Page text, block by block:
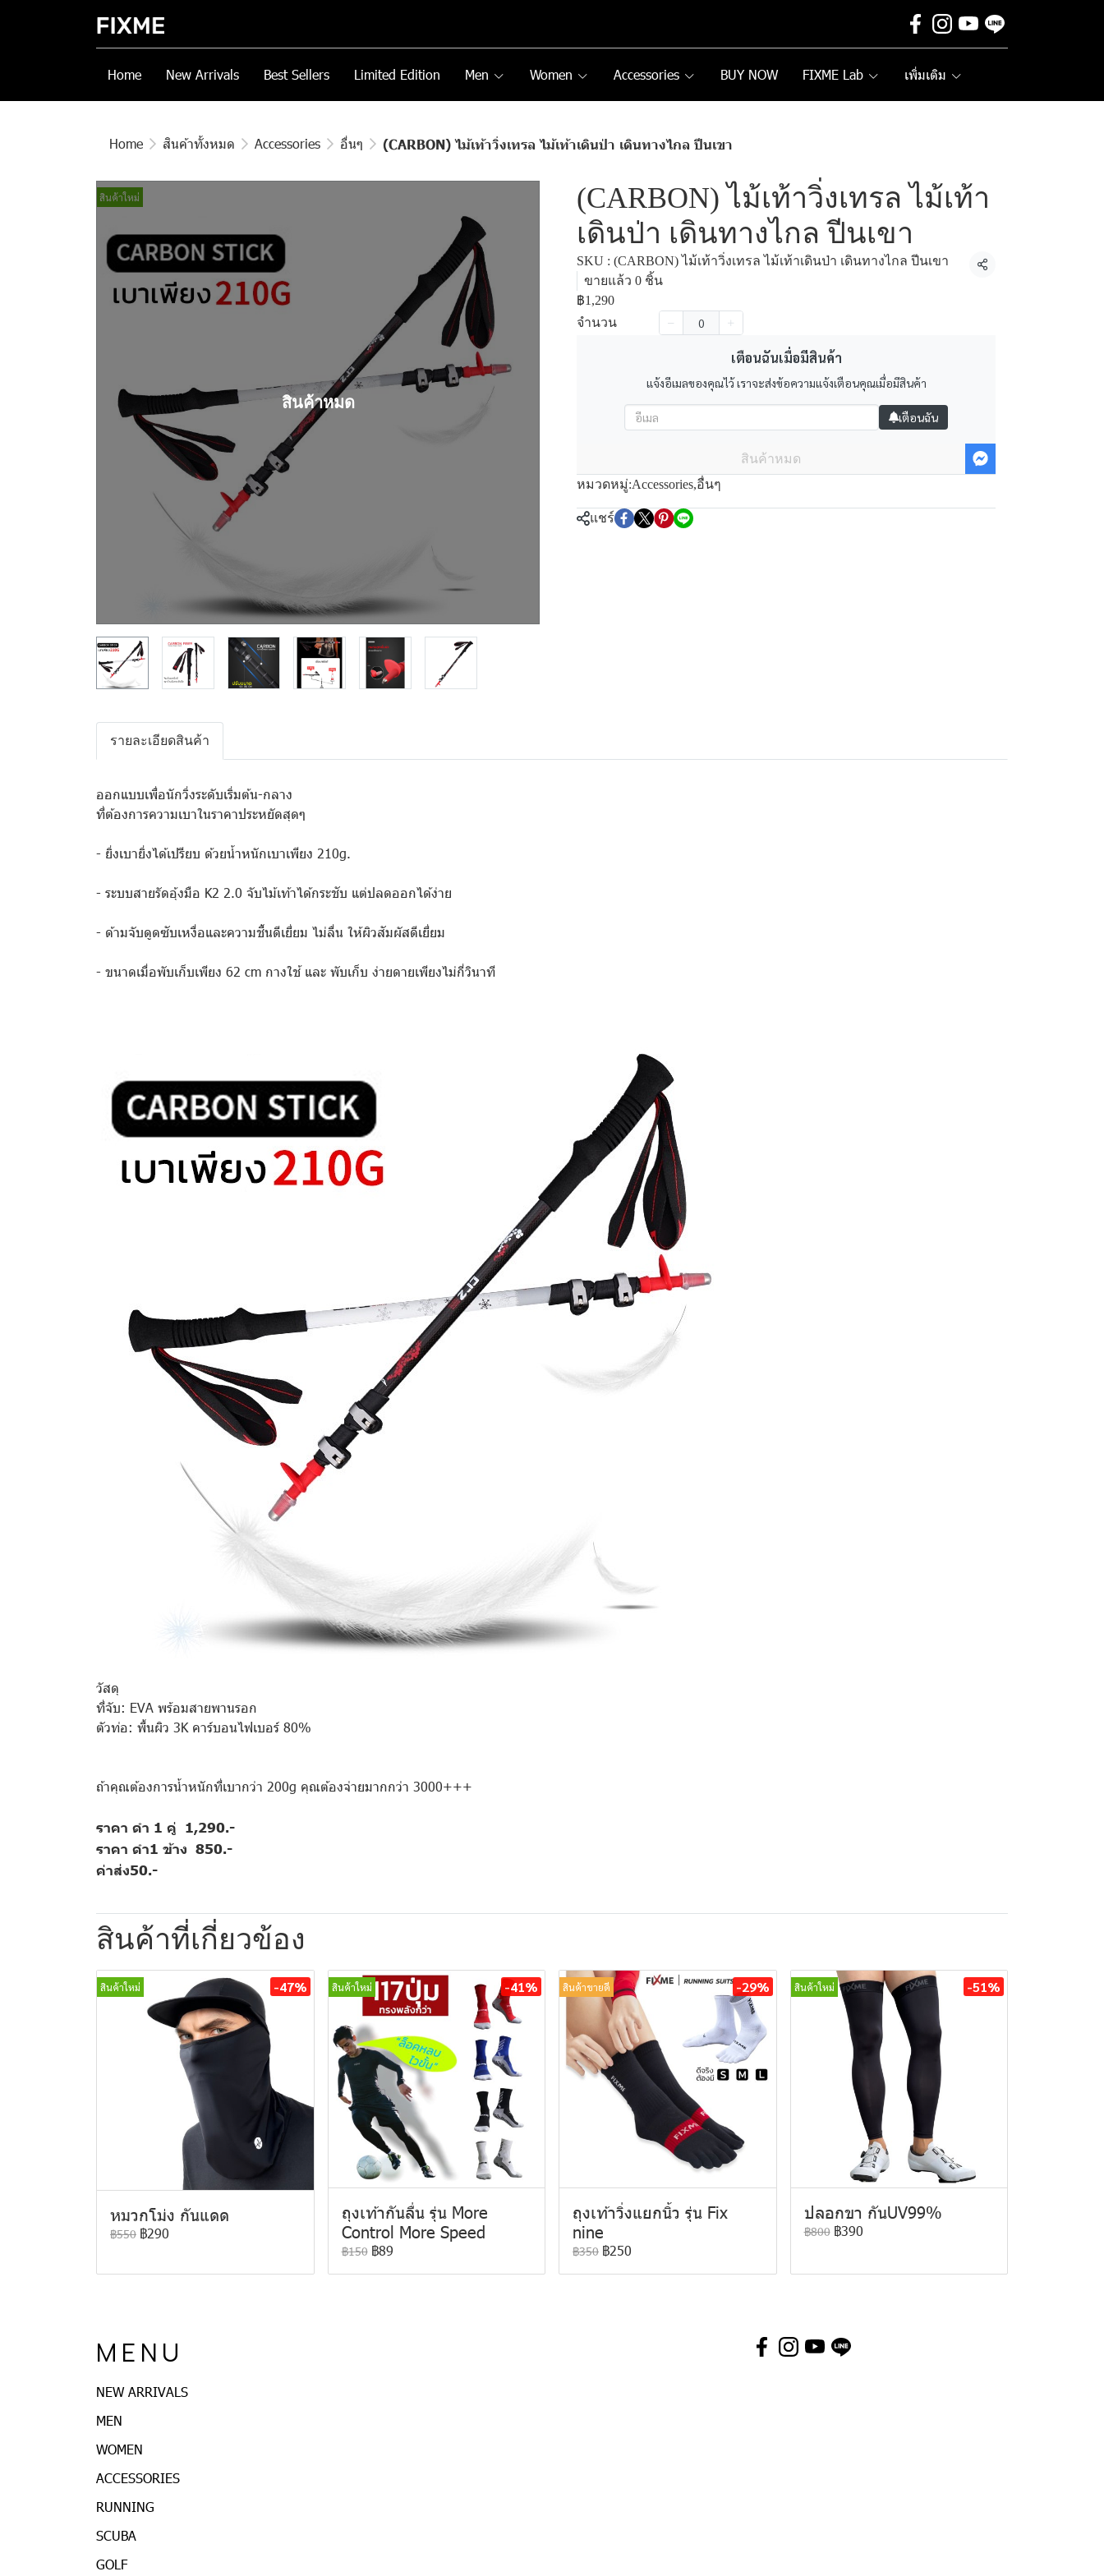
Home New Arrivals Best Sellers Limited Edition Men Women Accessories BUY NOW FIXME Lab เพิ่มเติม
Home สินค้าทั้งหมด Accessories อื่นๆ (CARBON) ไม้เท้าวิ่งเทรล ไม้เท้าเดินป่า เดินทางไกล ปีนเขา
สินค้าใหม่
สินค้าหมด
(CARBON) ไม้เท้าวิ่งเทรล ไม้เท้า
เดินป่า เดินทางไกล ปีนเขา
SKU : (CARBON) ไม้เท้าวิ่งเทรล ไม้เท้าเดินป่า เดินทางไกล ปีนเขา
ขายแล้ว 0 ชิ้น
แชร์
฿1,290
จำนวน
เตือนฉันเมื่อมีสินค้า
แจ้งอีเมลของคุณไว้ เราจะส่งข้อความแจ้งเตือนคุณเมื่อมีสินค้า
เตือนฉัน
สินค้าหมด
หมวดหมู่:Accessories,อื่นๆ
แชร์
รายละเอียดสินค้า
ออกแบบเพื่อนักวิ่งระดับเริ่มต้น-กลาง
ที่ต้องการความเบาในราคาประหยัดสุดๆ
- ยิ่งเบายิ่งได้เปรียบ ด้วยน้ำหนักเบาเพียง 210g.
- ระบบสายรัดอุ้งมือ K2 2.0 จับไม้เท้าได้กระชับ แต่ปลดออกได้ง่าย
- ด้ามจับดูดซับเหงื่อและความชื้นดีเยี่ยม ไม่ลื่น ให้ผิวสัมผัสดีเยี่ยม
- ขนาดเมื่อพับเก็บเพียง 62 cm กางใช้ และ พับเก็บ ง่ายดายเพียงไม่กี่วินาที
วัสดุ
ที่จับ: EVA พร้อมสายพานรอก
ตัวท่อ: พื้นผิว 3K คาร์บอนไฟเบอร์ 80%
ถ้าคุณต้องการน้ำหนักที่เบากว่า 200g คุณต้องจ่ายมากกว่า 3000+++
ราคา ดำ 1 คู่ 1,290.-
ราคา ดำ1 ข้าง 850.-
ค่าส่ง50.-
สินค้าที่เกี่ยวข้อง
สินค้าใหม่ -47%
หมวกโม่ง กันแดด
฿550 ฿290
สินค้าใหม่ -41%
ถุงเท้ากันลื่น รุ่น More
Control More Speed
฿150 ฿89
สินค้าขายดี -29%
ถุงเท้าวิ่งแยกนิ้ว รุ่น Fix
nine
฿350 ฿250
สินค้าใหม่ -51%
ปลอกขา กันUV99%
฿800 ฿390
M E N U
NEW ARRIVALS
MEN
WOMEN
ACCESSORIES
RUNNING
SCUBA
GOLF